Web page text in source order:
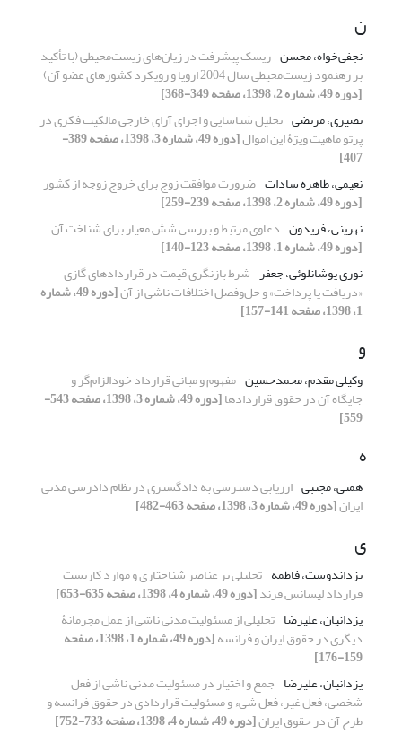
ن
نجفی‌خواه، محسن ریسک پیشرفت در زیان‌های زیست‌محیطی (با تأکید
بر رهنمود زیست‌محیطی سال 2004 اروپا و رویکرد کشورهای عضو آن)
[دوره 49، شماره 2، 1398، صفحه 349-368]
نصیری، مرتضی تحلیل شناسایی و اجرای آرای خارجی مالکیت فکری در
پرتو ماهیت ویژۀ این اموال [دوره 49، شماره 3، 1398، صفحه 389-
407]
نعیمی، طاهره سادات ضرورت موافقت زوج برای خروج زوجه از کشور
[دوره 49، شماره 2، 1398، صفحه 239-259]
نهرینی، فریدون دعاوی مرتبط و بررسی شش معیار برای شناخت آن
[دوره 49، شماره 1، 1398، صفحه 123-140]
نوری یوشانلوئی، جعفر شرط بازنگری قیمت در قراردادهای گازی
«دریافت یا پرداخت» و حل‌وفصل اختلافات ناشی از آن [دوره 49، شماره
1، 1398، صفحه 141-157]
و
وکیلی مقدم، محمدحسین مفهوم و مبانی قرارداد خودالزام‌گر و
جایگاه آن در حقوق قراردادها [دوره 49، شماره 3، 1398، صفحه 543-
559]
ه
همتی، مجتبی ارزیابی دسترسی به دادگستری در نظام دادرسی مدنی
ایران[دوره 49، شماره 3، 1398، صفحه 463-482]
ی
یزداندوست، فاطمه تحلیلی بر عناصر شناختاری و موارد کاربست
قرارداد لیسانس فرند[دوره 49، شماره 4، 1398، صفحه 635-653]
یزدانیان، علیرضا تحلیلی از مسئولیت مدنی ناشی از عمل مجرمانۀ
دیگری در حقوق ایران و فرانسه [دوره 49، شماره 1، 1398، صفحه
159-176]
یزدانیان، علیرضا جمع و اختیار در مسئولیت مدنی ناشی از فعل
شخصی، فعل غیر، فعل شیء و مسئولیت قراردادی در حقوق فرانسه و
طرح آن در حقوق ایران[دوره 49، شماره 4، 1398، صفحه 733-752]